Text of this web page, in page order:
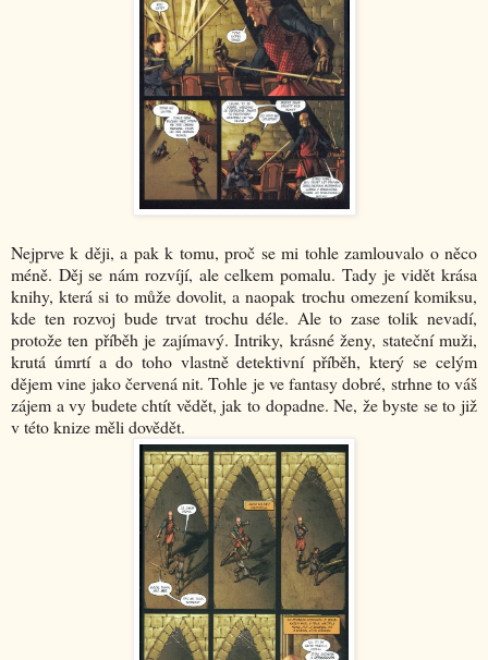
Nejprve k ději, a pak k tomu, proč se mi tohle zamlouvalo o něco
méně. Děj se nám rozvíjí, ale celkem pomalu. Tady je vidět krása
knihy, která si to může dovolit, a naopak trochu omezení komiksu,
kde ten rozvoj bude trvat trochu déle. Ale to zase tolik nevadí,
protože ten příběh je zajímavý. Intriky, krásné ženy, stateční muži,
krutá úmrtí a do toho vlastně detektivní příběh, který se celým
dějem vine jako červená nit. Tohle je ve fantasy dobré, strhne to váš
zájem a vy budete chtít vědět, jak to dopadne. Ne, že byste se to již
v této knize měli dovědět.